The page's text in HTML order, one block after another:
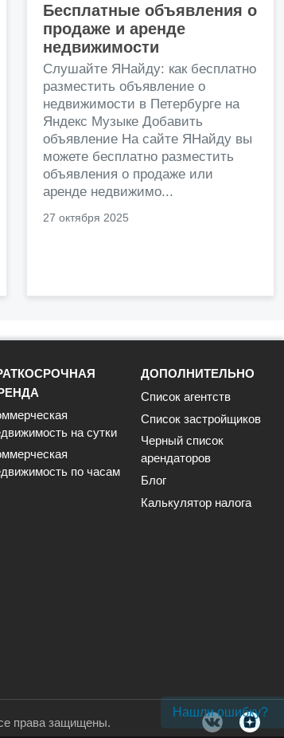
Бесплатные объявления о
продаже и аренде
недвижимости
Слушайте ЯНайду: как бесплатно
разместить объявление о
недвижимости в Петербурге на
Яндекс Музыке Добавить
объявление На сайте ЯНайду вы
можете бесплатно разместить
объявления о продаже или
аренде недвижимо...
27 октября 2025
Нашли ошибку?
на сутки
по часам
ДОПОЛНИТЕЛЬНО
Список агентств
Список застройщиков
Черный список
арендаторов
Блог
Калькулятор налога
права защищены.